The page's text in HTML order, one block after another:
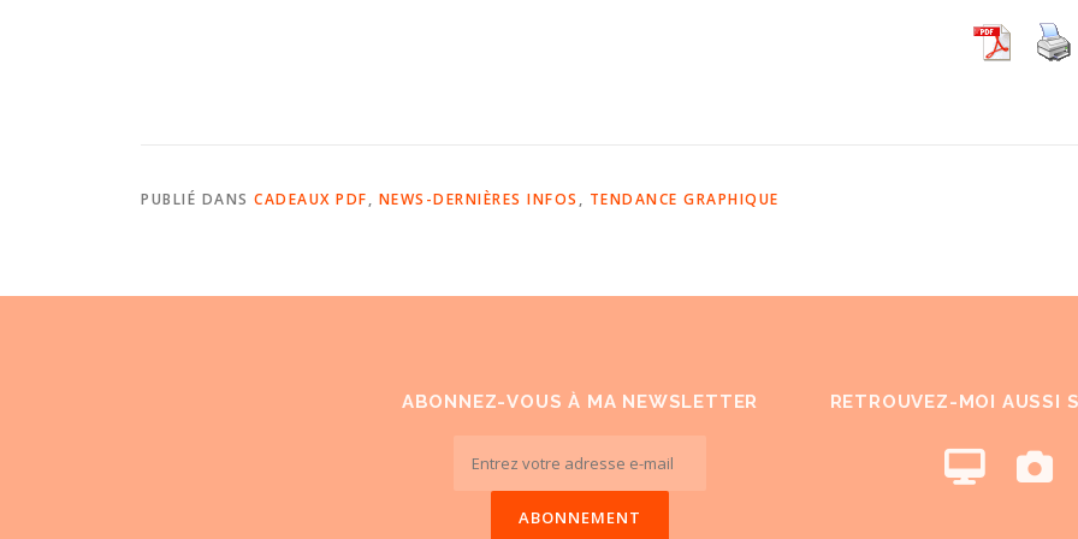
PUBLIÉ DANS CADEAUX PDF, NEWS-DERNIÈRES INFOS , TENDANCE GRAPHIQUE
ABONNEZ-VOUS À MA NEWSLETTER RETROUVEZ-MOI AUSSI